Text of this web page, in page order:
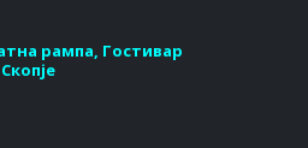
рампа, Гостивар